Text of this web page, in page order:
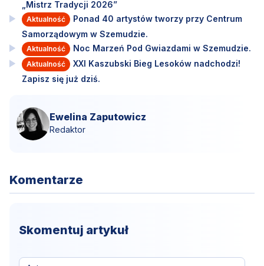
„Mistrz Tradycji 2026”
Aktualność
Ponad 40 artystów tworzy przy Centrum
Samorządowym w Szemudzie.
Aktualność Noc Marzeń Pod Gwiazdami w Szemudzie.
Aktualność
XXI Kaszubski Bieg Lesoków nadchodzi!
Zapisz się już dziś.
Ewelina Zaputowicz
Redaktor
Komentarze
Skomentuj artykuł